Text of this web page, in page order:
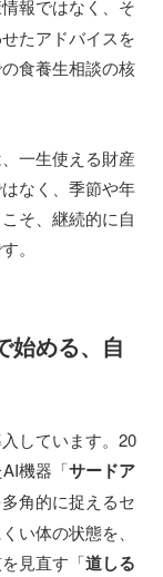
報ではなく、そ
たアドバイスを
食養生相談の核
一生使える財産
なく、季節や年
そ、継続的に自
。
始める、自
しています。20
機器「サードア
角的に捉えるセ
い体の状態を、
見直す「道しる